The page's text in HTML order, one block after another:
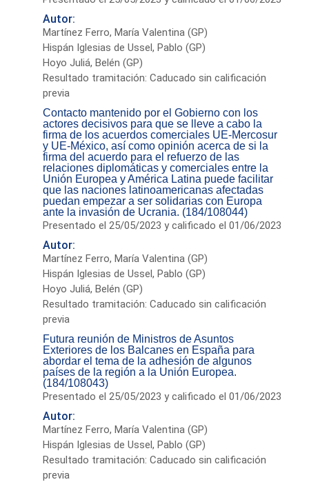
Autor:
Martínez Ferro, María Valentina (GP)
Hispán Iglesias de Ussel, Pablo (GP)
Hoyo Juliá, Belén (GP)
Resultado tramitación: Caducado sin calificación
previa
Contacto mantenido por el Gobierno con los
actores decisivos para que se lleve a cabo la
firma de los acuerdos comerciales UE-Mercosur
y UE-México, así como opinión acerca de si la
firma del acuerdo para el refuerzo de las
relaciones diplomáticas y comerciales entre la
Unión Europea y América Latina puede facilitar
que las naciones latinoamericanas afectadas
puedan empezar a ser solidarias con Europa
ante la invasión de Ucrania. (184/108044)
Presentado el 25/05/2023 y calificado el 01/06/2023
Autor:
Martínez Ferro, María Valentina (GP)
Hispán Iglesias de Ussel, Pablo (GP)
Hoyo Juliá, Belén (GP)
Resultado tramitación: Caducado sin calificación
previa
Futura reunión de Ministros de Asuntos
Exteriores de los Balcanes en España para
abordar el tema de la adhesión de algunos
países de la región a la Unión Europea.
(184/108043)
Presentado el 25/05/2023 y calificado el 01/06/2023
Autor:
Martínez Ferro, María Valentina (GP)
Hispán Iglesias de Ussel, Pablo (GP)
Resultado tramitación: Caducado sin calificación
previa